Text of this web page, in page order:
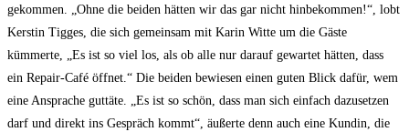
gekommen. „Ohne die beiden hätten wir das gar nicht hinbekommen!“, lobt
Kerstin Tigges, die sich gemeinsam mit Karin Witte um die Gäste
kümmerte, „Es ist so viel los, als ob alle nur darauf gewartet hätten, dass
ein Repair-Café öffnet.“ Die beiden bewiesen einen guten Blick dafür, wem
eine Ansprache guttäte. „Es ist so schön, dass man sich einfach dazusetzen
darf und direkt ins Gespräch kommt“, äußerte denn auch eine Kundin, die